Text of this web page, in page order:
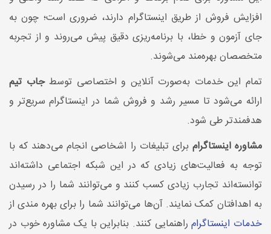
افزایش فروش از طریق اینستاگرام دارند، ضروری است؛ چون به
جای آزمون و خطا، با برنامه‌ریزی دقیق پیش می‌روند و از تجربه
متخصصان بهره‌مند می‌شوند.
تمام این خدمات به‌صورت آنلاین و اختصاصی توسطجاب تیم
ارائه می‌شود تا مسیر رشد و فروش شما در اینستاگرام سریع‌تر و
هدفمندتر طی شود.
مشاوره اینستاگرام برای تبلیغات را اشخاصی انجام می‌دهند که با
توجه به فعالیت‌های زیادی که در این شبکه اجتماعی داشته‌اند
توانسته‌اند تجارب زیادی کسب کنند و می‌توانند شما را در رسیدن
به اهدافتان کمک نمایند. آن‌ها می‌توانند شما را برای بهره مندی از
خدمات اینستاگرامراهنمایی کنند. بنابراین با یک مشاوره خوب در